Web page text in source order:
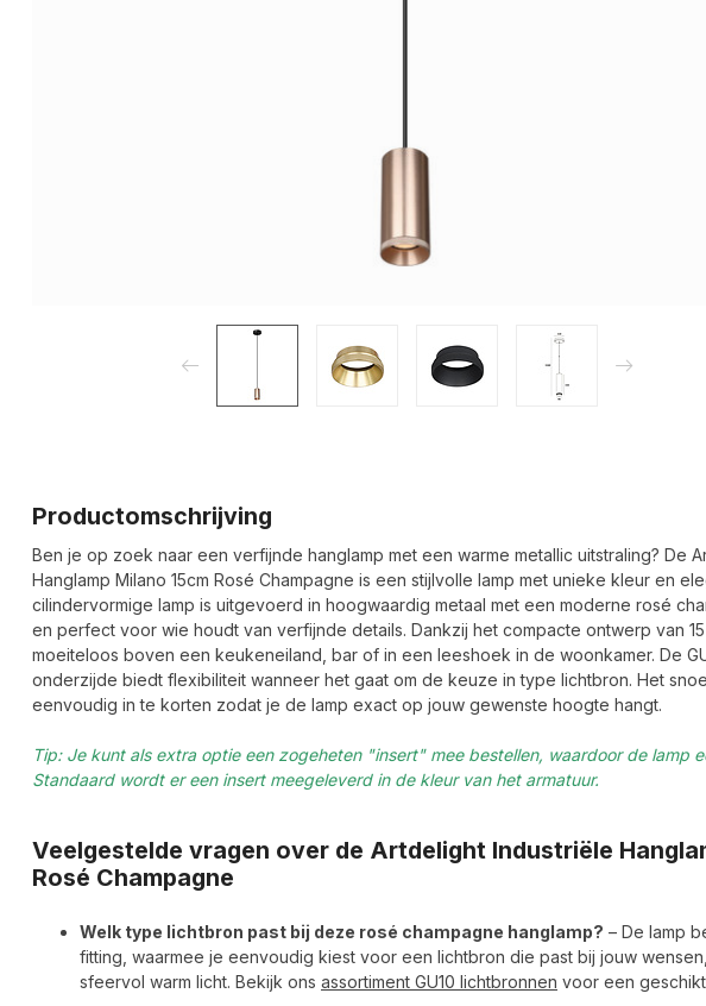
Productomschrijving
Ben je op zoek naar een verfijnde hanglamp met een warme metallic uitstraling? De
Hanglamp Milano 15cm Rosé Champagne is een stijlvolle lamp met unieke kleur en
cilindervormige lamp is uitgevoerd in hoogwaardig metaal met een moderne rosé
en perfect voor wie houdt van verfijnde details. Dankzij het compacte ontwerp van
moeiteloos boven een keukeneiland, bar of in een leeshoek in de woonkamer. De
onderzijde biedt flexibiliteit wanneer het gaat om de keuze in type lichtbron. Het
eenvoudig in te korten zodat je de lamp exact op jouw gewenste hoogte hangt.
Tip: Je kunt als extra optie een zogeheten "insert" mee bestellen, waardoor de lamp
Standaard wordt er een insert meegeleverd in de kleur van het armatuur.
Veelgestelde vragen over de Artdelight Industriële
Rosé Champagne
Welk type lichtbron past bij deze rosé champagne hanglamp? – De lamp
fitting, waarmee je eenvoudig kiest voor een lichtbron die past bij jouw
sfeervol warm licht. Bekijk ons assortiment GU10 lichtbronnen voor een